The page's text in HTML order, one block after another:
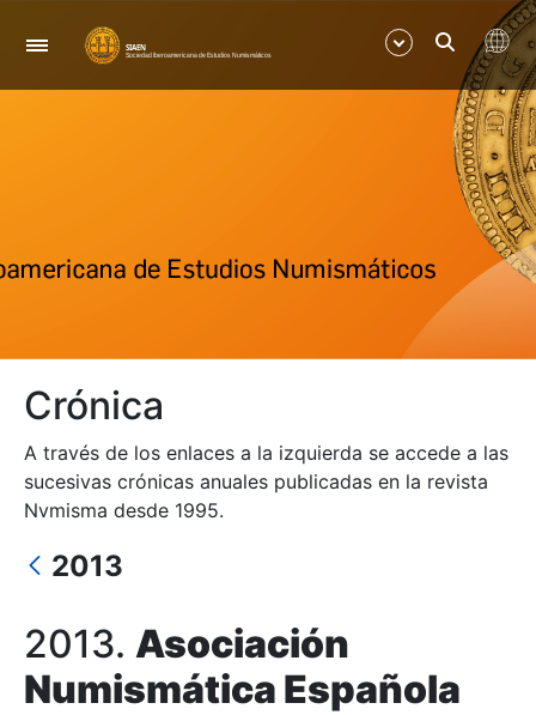
Navegació
Mostra/Amaga
Mostra/Amaga
Mostra/Amaga
Crónica
A través de los enlaces a la izquierda se accede a las
sucesivas crónicas anuales publicadas en la revista
Nvmisma desde 1995.
2013
2013. Asociación
Numismática Española